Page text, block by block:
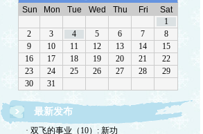
最新发布
· 双飞的事业（10）: 新功